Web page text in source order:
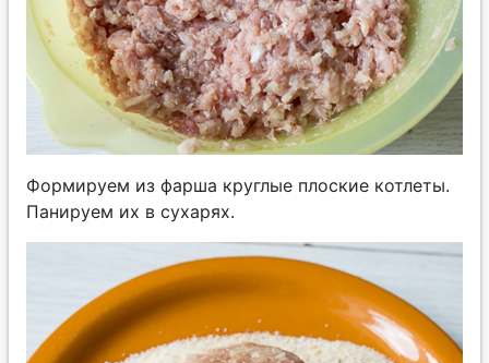
Формируем из фарша круглые плоские котлеты.
Панируем их в сухарях.